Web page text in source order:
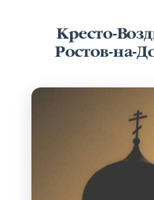
Кресто-
Ростов-на-